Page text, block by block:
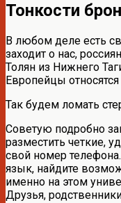
Тонкости
В любом деле есть
заходит о нас,
Толян из Нижнего
Европейцы
Так будем ломать
Советую подробно
разместить четкие,
свой номер
язык, найдите
именно на этом
Друзья,